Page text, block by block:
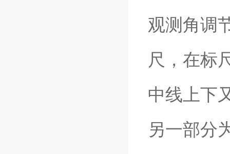
观测角调
尺，在标
中线上下
另一部分